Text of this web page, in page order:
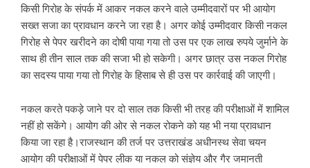
किसी गिरोह के संपर्क में आकर नकल करने वाले उम्मीदवारों पर भी आयोग
सख्त सजा का प्रावधान करने जा रहा है। अगर कोई उम्मीदवार किसी नकल
गिरोह से पेपर खरीदने का दोषी पाया गया तो उस पर एक लाख रुपये जुर्माने के
साथ ही तीन साल तक की सजा भी हो सकेगी। अगर छात्र उस नकल गिरोह
का सदस्य पाया गया तो गिरोह के हिसाब से ही उस पर कार्रवाई की जाएगी।
नकल करते पकड़े जाने पर दो साल तक किसी भी तरह की परीक्षाओं में शामिल
नहीं हो सकेंगे। आयोग की ओर से नकल रोकने को यह भी नया प्रावधान
किया जा रहा है।राजस्थान की तर्ज पर उत्तराखंड अधीनस्थ सेवा चयन
आयोग की परीक्षाओं में पेपर लीक या नकल को संज्ञेय और गैर जमानती